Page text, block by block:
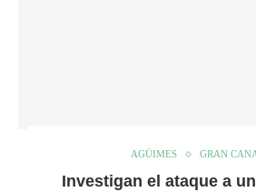
AGÜIMES GRAN
Investigan el ataque a